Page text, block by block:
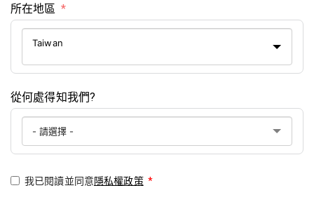
所在地區
Taiwan
從何處得知我們?
我已閱讀並同意隱私權政策 *